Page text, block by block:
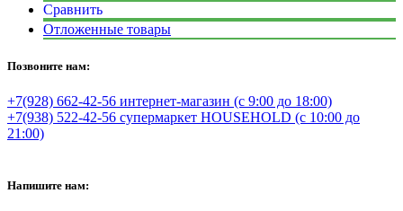
Сравнить
Отложенные товары
Позвоните нам:
+7(928) 662-42-56 интернет-магазин (с 9:00 до 18:00)
+7(938) 522-42-56 супермаркет HOUSEHOLD (с 10:00 до
21:00)
Напишите нам: